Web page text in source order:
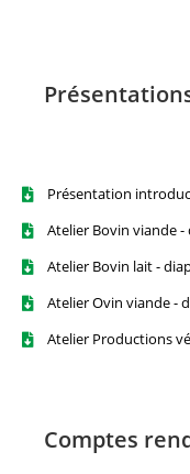
Présentation
Atelier Bovin viande
Atelier Bovin lait -
Atelier Ovin viande -
Atelier Productions
Comptes